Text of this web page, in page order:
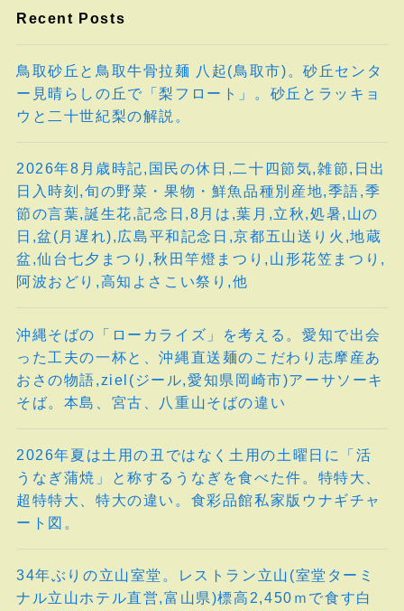
Recent Posts
鳥取砂丘と鳥取牛骨拉麺 八起(鳥取市)。砂丘センタ
ー見晴らしの丘で「梨フロート」。砂丘とラッキョ
ウと二十世紀梨の解説。
2026年8月歳時記,国民の休日,二十四節気,雑節,日出
日入時刻,旬の野菜・果物・鮮魚品種別産地,季語,季
節の言葉,誕生花,記念日,8月は,葉月,立秋,処暑,山の
日,盆(月遅れ),広島平和記念日,京都五山送り火,地蔵
盆,仙台七夕まつり,秋田竿燈まつり,山形花笠まつり,
阿波おどり,高知よさこい祭り,他
沖縄そばの「ローカライズ」を考える。愛知で出会
った工夫の一杯と、沖縄直送麺のこだわり志摩産あ
おさの物語,ziel(ジール,愛知県岡崎市)アーサソーキ
そば。本島、宮古、八重山そばの違い
2026年夏は土用の丑ではなく土用の土曜日に「活
うなぎ蒲焼」と称するうなぎを食べた件。特特大、
超特特大、特大の違い。食彩品館私家版ウナギチャ
ート図。
34年ぶりの立山室堂。レストラン立山(室堂ターミ
ナル立山ホテル直営,富山県)標高2,450ｍで食す白